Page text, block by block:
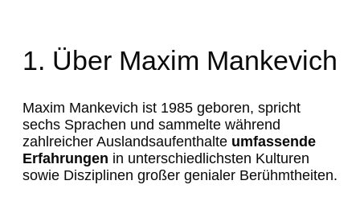
1. Über Maxim Mankevich
Maxim Mankevich ist 1985 geboren, spricht
sechs Sprachen und sammelte während
zahlreicher Auslandsaufenthalte umfassende
Erfahrungen in unterschiedlichsten Kulturen
sowie Disziplinen großer genialer Berühmtheiten.